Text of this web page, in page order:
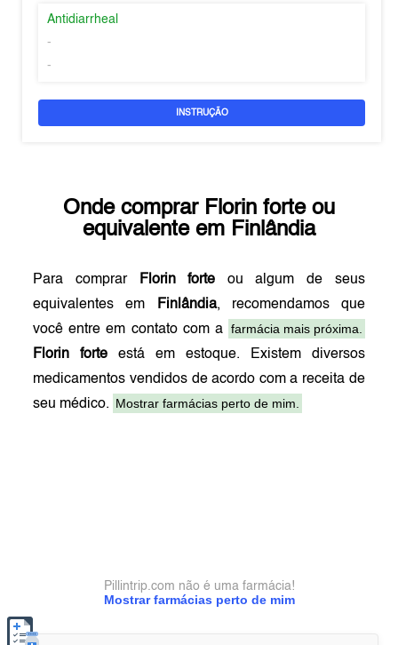
Antidiarrheal
-
-
INSTRUÇÃO
Onde comprar Florin forteou
equivalente em Finlândia
Para comprar Florin forte ou algum de seus
equivalentes em
Finlândia, recomendamos que
você entre em contato com a farmácia mais próxima.
Florin forte está em estoque. Existem diversos
medicamentos vendidos de acordo com a receita de
seu médico. Mostrar farmácias perto de mim.
Mostrar farmácias perto de mim
Pillintrip.com não é uma farmácia!